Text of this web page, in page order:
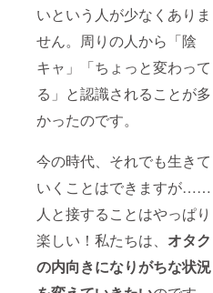
いという人が少なくありま
せん。周りの人から「陰
キャ」「ちょっと変わって
る」と認識されることが多
かったのです。
今の時代、それでも生きて
いくことはできますが……
人と接することはやっぱり
楽しい！私たちは、 オタク
の内向きになりがちな状況